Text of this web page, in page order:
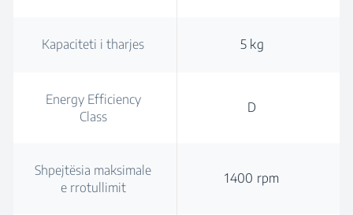
Kapaciteti i tharjes 5 kg
Energy Efficiency
Class
D
Shpejtësia maksimale
e rrotullimit
1400 rpm